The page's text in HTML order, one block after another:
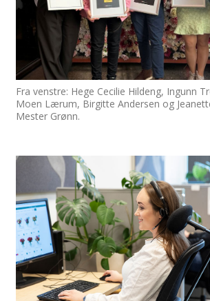
Fra venstre: Hege Cecilie Hildeng, Ingunn
Moen Lærum, Birgitte Andersen og
Mester Grønn.